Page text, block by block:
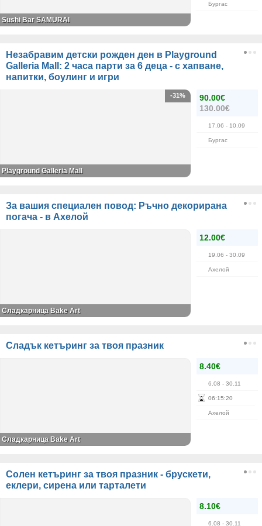
Бургас
Sushi Bar SAMURAI
Незабравим детски рожден ден в Playground
Galleria Mall: 2 часа парти за 6 деца - с хапване,
напитки, боулинг и игри
90.00€
130.00€
17.06 - 10.09
Бургас
-31%
Playground Galleria Mall
За вашия специален повод: Ръчно декорирана
погача - в Ахелой
12.00€
19.06 - 30.09
Ахелой
Сладкарница Bake Art
Сладък кетъринг за твоя празник
8.40€
6.08 - 30.11
06:15:20
Ахелой
Сладкарница Bake Art
Солен кетъринг за твоя празник - брускети,
еклери, сирена или тарталети
8.10€
6.08 - 30.11